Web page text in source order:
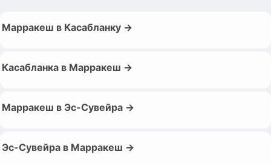
Марракеш в Касабланку →
Касабланка в Марракеш →
Марракеш в Эс-Сувейра →
Эс-Сувейра в Марракеш →